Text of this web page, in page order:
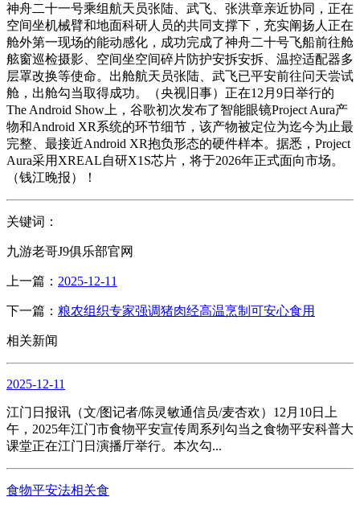
神舟二十一号乘组航天员张陆、武飞、张洪章亲近协同，正在
空间坐机械臂和地面科研人员的共同支撑下，充实阐扬人正在
舱外第一现场的能动感化，成功完成了神舟二十号飞船前往舱
舷窗巡检摄影、空间坐空间碎片防护安拆安拆、温控适配器多
层罩改换等使命。出舱航天员张陆、武飞已平安前往问天尝试
舱，出舱勾当取得成功。（央视旧事）正在12月9日举行的
The Android Show上，谷歌初次发布了智能眼镜Project Aura产
物和Android XR系统的环节细节，该产物被定位为迄今为止最
完整、最接近Android XR抱负形态的硬件样本。据悉，Project
Aura采用XREAL自研X1S芯片，将于2026年正式面向市场。
（钱江晚报）！
关键词：
九游老哥J9俱乐部官网
上一篇： 2025-12-11
下一篇： 粮农组织专家强调猪肉经高温烹制可安心食用
相关新闻
2025-12-11
江门日报讯（文/图记者/陈灵敏通信员/麦杏欢）12月10日上
午，2025年江门市食物平安宣传周系列勾当之食物平安科普大
课堂正在江门日演播厅举行。本次勾...
食物平安法相关食